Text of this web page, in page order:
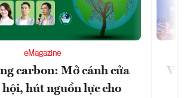
eMagazine
carbon: Mở cánh cửa
hội, hút nguồn lực cho